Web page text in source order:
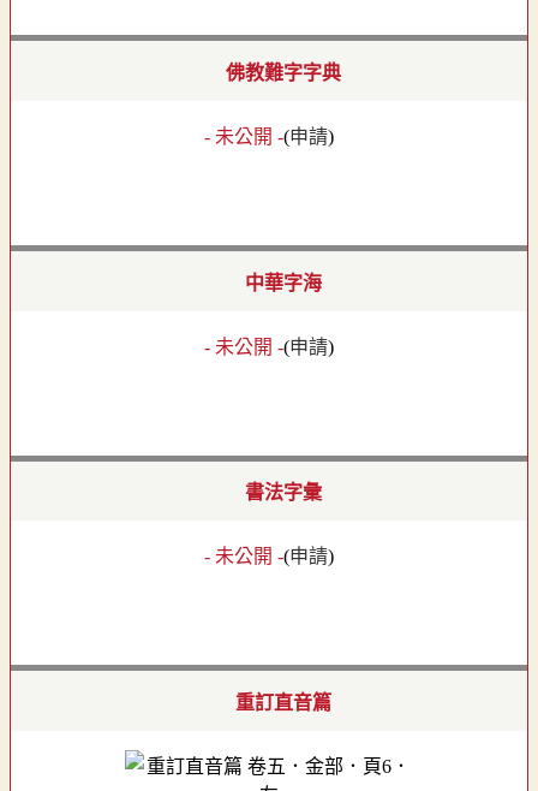
佛教難字字典
- 未公開 -(申請)
中華字海
- 未公開 -(申請)
書法字彙
- 未公開 -(申請)
重訂直音篇